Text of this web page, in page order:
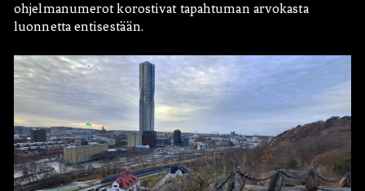
ohjelmanumerot korostivat tapahtuman arvokasta
luonnetta entisestään.